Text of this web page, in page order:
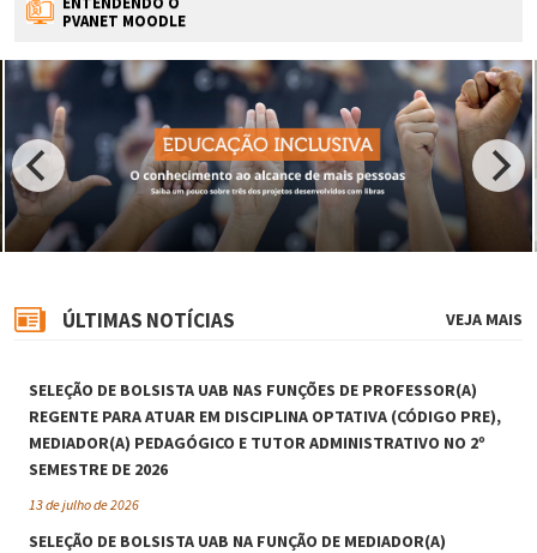
PVANET MOODLE
ÚLTIMAS NOTÍCIAS VEJA MAIS
SELEÇÃO DE BOLSISTA UAB NAS FUNÇÕES DE PROFESSOR(A)
REGENTE PARA ATUAR EM DISCIPLINA OPTATIVA (CÓDIGO PRE),
MEDIADOR(A) PEDAGÓGICO E TUTOR ADMINISTRATIVO NO 2º
SEMESTRE DE 2026
13 de julho de 2026
SELEÇÃO DE BOLSISTA UAB NA FUNÇÃO DE MEDIADOR(A)